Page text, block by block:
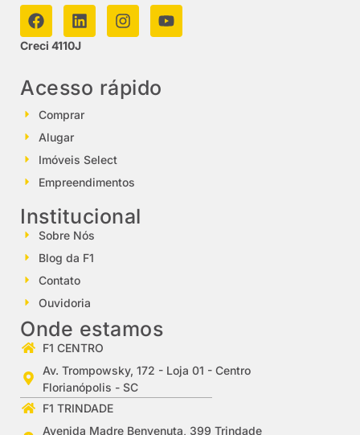
Creci 4110J
Acesso rápido
Comprar
Alugar
Imóveis Select
Empreendimentos
Institucional
Sobre Nós
Blog da F1
Contato
Ouvidoria
Onde estamos
F1 CENTRO
Av. Trompowsky, 172 - Loja 01 - Centro
Florianópolis - SC
F1 TRINDADE
Avenida Madre Benvenuta, 399 Trindade